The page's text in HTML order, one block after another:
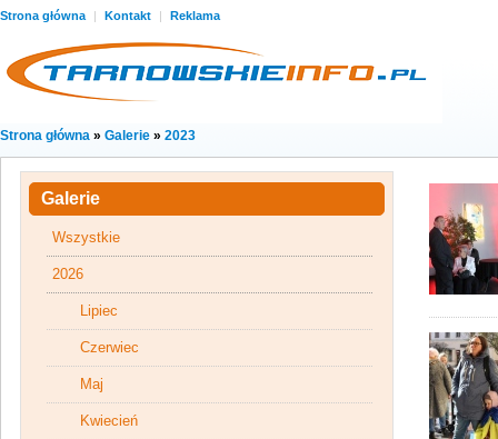
Strona główna | Kontakt | Reklama
Strona główna » Galerie » 2023
Galerie
Wszystkie
2026
Lipiec
Czerwiec
Maj
Kwiecień